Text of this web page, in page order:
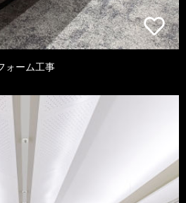
ォーム工事